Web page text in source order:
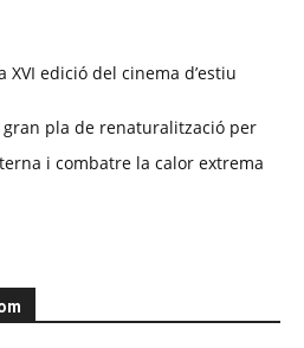
XVI edició del cinema d’estiu
pla de renaturalització per
i combatre la calor extrema